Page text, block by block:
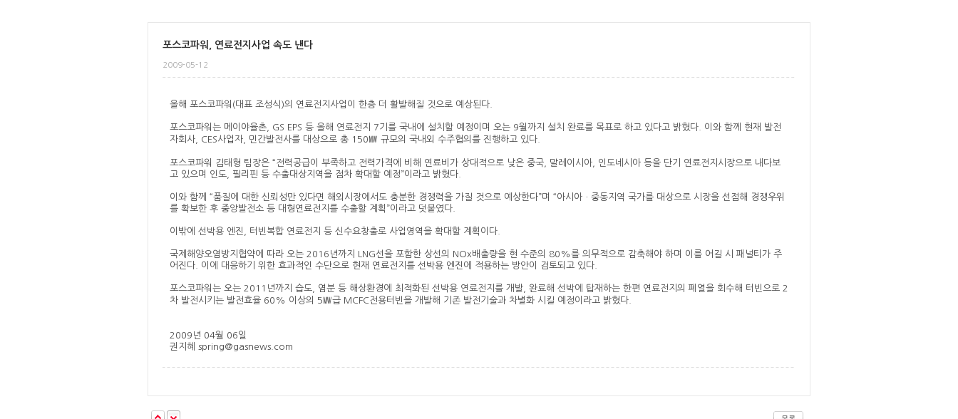
포스코파워, 연료전지사업 속도 낸다
2009-05-12
올해 포스코파워(대표 조성식)의 연료전지사업이 한층 더 활발해질 것으로 예상된다.
포스코파워는 메이야율촌, GS EPS 등 올해 연료전지 7기를 국내에 설치할 예정이며 오는 9월까지 설치 완료를 목표로 하고 있다고 밝혔다. 이와 함께 현재 발전
자회사, CES사업자, 민간발전사를 대상으로 총 150㎿ 규모의 국내외 수주협의를 진행하고 있다.
포스코파워 김태형 팀장은 “전력공급이 부족하고 전력가격에 비해 연료비가 상대적으로 낮은 중국, 말레이시아, 인도네시아 등을 단기 연료전지시장으로 내다보
고 있으며 인도, 필리핀 등 수출대상지역을 점차 확대할 예정”이라고 밝혔다.
이와 함께 “품질에 대한 신뢰성만 있다면 해외시장에서도 충분한 경쟁력을 가질 것으로 예상한다”며 “아시아ㆍ중동지역 국가를 대상으로 시장을 선점해 경쟁우위
를 확보한 후 중앙발전소 등 대형연료전지를 수출할 계획”이라고 덧붙였다.
이밖에 선박용 엔진, 터빈복합 연료전지 등 신수요창출로 사업영역을 확대할 계획이다.
국제해양오염방지협약에 따라 오는 2016년까지 LNG선을 포함한 상선의 NOx배출량을 현 수준의 80%를 의무적으로 감축해야 하며 이를 어길 시 패널티가 주
어진다. 이에 대응하기 위한 효과적인 수단으로 현재 연료전지를 선박용 엔진에 적용하는 방안이 검토되고 있다.
포스코파워는 오는 2011년까지 습도, 염분 등 해상환경에 최적화된 선박용 연료전지를 개발, 완료해 선박에 탑재하는 한편 연료전지의 폐열을 회수해 터빈으로 2
차 발전시키는 발전효율 60% 이상의 5㎿급 MCFC전용터빈을 개발해 기존 발전기술과 차별화 시킬 예정이라고 밝혔다.
2009년 04월 06일
권지혜 spring@gasnews.com